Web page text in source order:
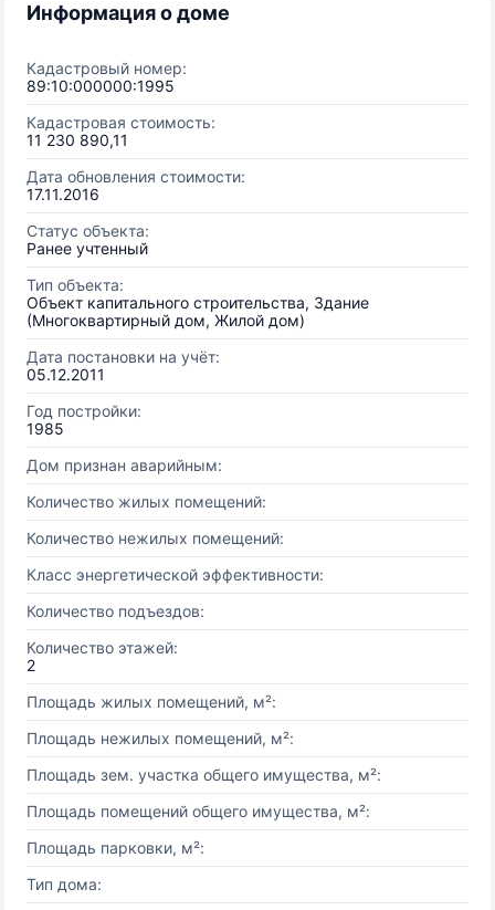
Информация о доме
Кадастровый номер:
89:10:000000:1995
Кадастровая стоимость:
11 230 890,11
Дата обновления стоимости:
17.11.2016
Статус объекта:
Ранее учтенный
Тип объекта:
Объект капитального строительства, Здание
(Многоквартирный дом, Жилой дом)
Дата постановки на учёт:
05.12.2011
Год постройки:
1985
Дом признан аварийным:
Количество жилых помещений:
Количество нежилых помещений:
Класс энергетической эффективности:
Количество подъездов:
Количество этажей:
2
Площадь жилых помещений, м²:
Площадь нежилых помещений, м²:
Площадь зем. участка общего имущества, м²:
Площадь помещений общего имущества, м²:
Площадь парковки, м²:
Тип дома: